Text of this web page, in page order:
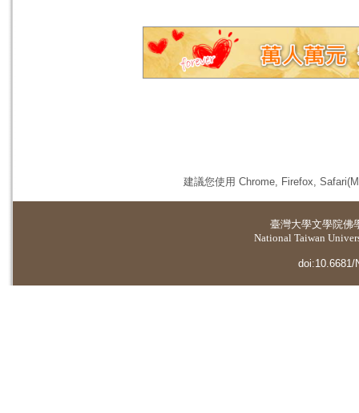
建議您使用 Chrome, Firefox,
臺灣大學文學院佛
National Taiwan
doi:10.6681/